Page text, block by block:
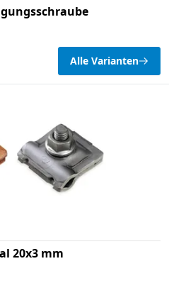
Alle Varianten
20x3 mm